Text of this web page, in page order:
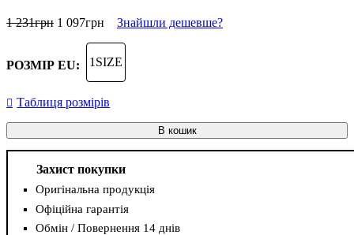
1 231грн 1 097грн Знайшли дешевше?
РОЗМІР EU: 1SIZE
Таблиця розмірів
В кошик
Захист покупки
Оригінальна продукція
Офіційна гарантія
Обмін / Повернення 14 днів